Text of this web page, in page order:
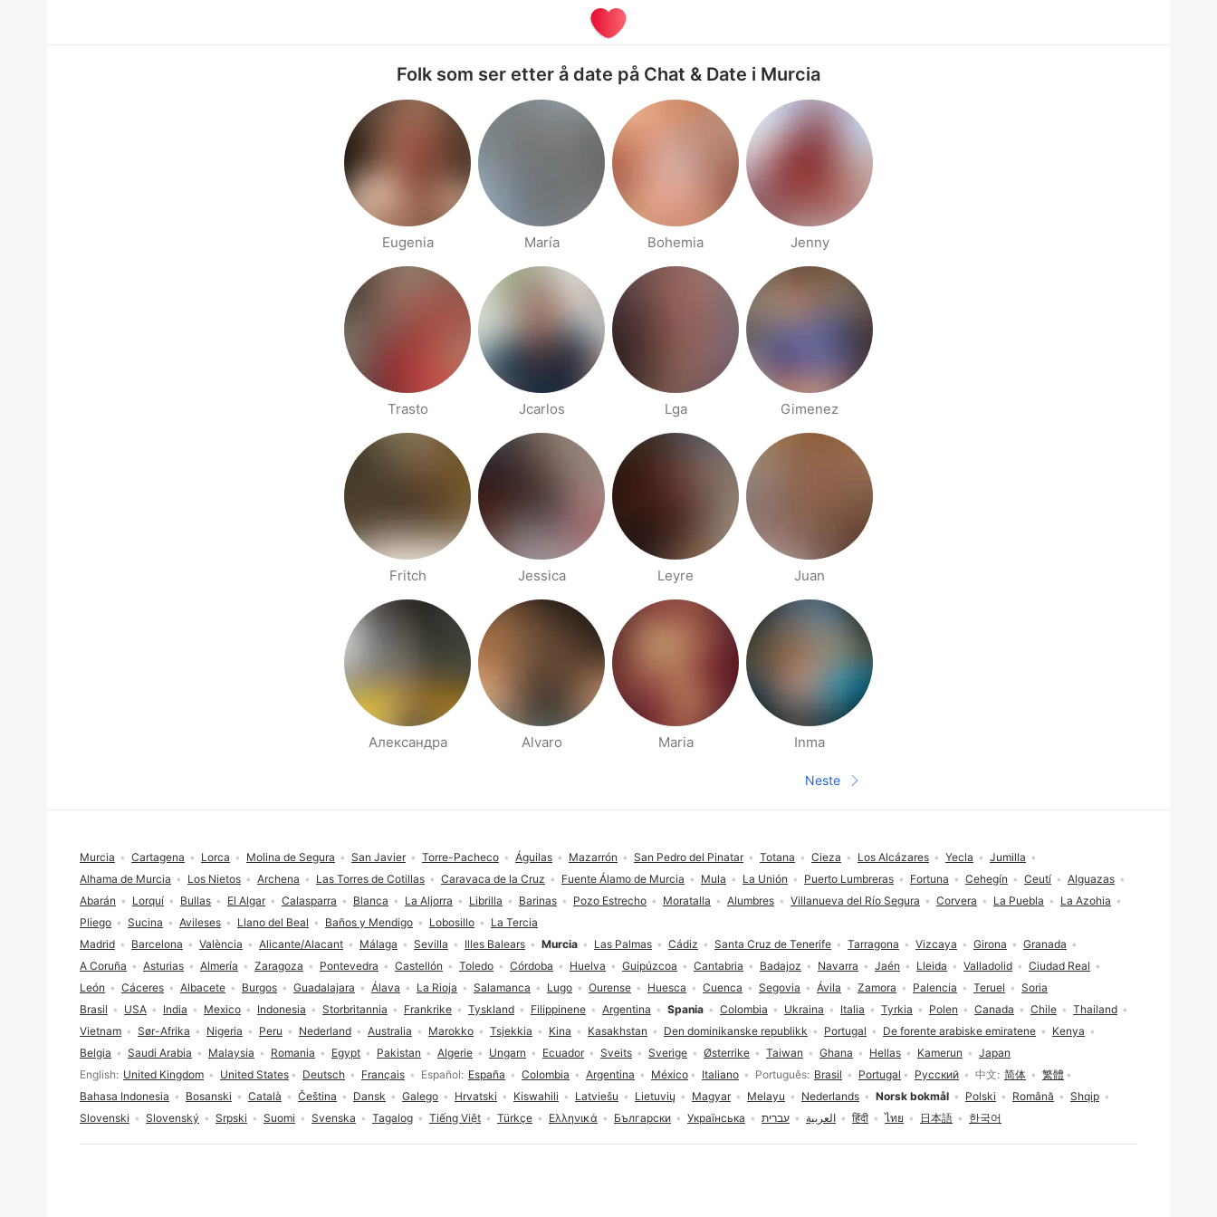
Folk som ser etter å date på Chat & Date i Murcia
Eugenia María Bohemia Jenny
Trasto Jcarlos Lga Gimenez
Fritch Jessica Leyre Juan
Александра Alvaro Maria Inma
Neste side
Neste
Språkvalg
English United Kingdom United States Deutsch Français Español España Colombia Argentina México Italiano Português Brasil Portugal Русский 中文 简体
繁體
Bahasa Indonesia
Bosanski Català Čeština Dansk Galego Hrvatski Kiswahili Latviešu Lietuvių Magyar Melayu Nederlands Norsk bokmål Polski Română
Shqip
Slovenski
Slovenský Srpski Suomi Svenska Tagalog Tiếng Việt Türkçe Ελληνικά Български Українська עברית العربية हिंदी ไทย 日本語 한국어
Brasil USA India Mexico Indonesia Storbritannia Frankrike Tyskland Filippinene Argentina Spania Colombia Ukraina Italia Tyrkia Polen Canada Chile
Thailand
Vietnam
Sør-Afrika Nigeria Peru Nederland Australia Marokko Tsjekkia Kina Kasakhstan Den dominikanske republikk Portugal De forente arabiske emiratene
Kenya
Belgia
Saudi Arabia Malaysia Romania Egypt Pakistan Algerie Ungarn Ecuador Sveits Sverige Østerrike Taiwan Ghana Hellas Kamerun Japan
Madrid Barcelona València Alicante/Alacant Málaga Sevilla Illes Balears Murcia Las Palmas Cádiz Santa Cruz de Tenerife Tarragona Vizcaya Girona
Granada
A Coruña
Asturias Almería Zaragoza Pontevedra Castellón Toledo Córdoba Huelva Guipúzcoa Cantabria Badajoz Navarra Jaén Lleida Valladolid
Ciudad Real
León
Cáceres Albacete Burgos Guadalajara Álava La Rioja Salamanca Lugo Ourense Huesca Cuenca Segovia Ávila Zamora Palencia Teruel Soria
Murcia Cartagena Lorca Molina de Segura San Javier Torre-Pacheco Águilas Mazarrón San Pedro del Pinatar Totana Cieza Los Alcázares Yecla
Jumilla
Alhama de Murcia
Los Nietos Archena Las Torres de Cotillas Caravaca de la Cruz Fuente Álamo de Murcia Mula La Unión Puerto Lumbreras Fortuna Cehegín Ceutí
Alguazas
Abarán
Lorquí Bullas El Algar Calasparra Blanca La Aljorra Librilla Barinas Pozo Estrecho Moratalla Alumbres Villanueva del Río Segura Corvera La Puebla
La Azohia
Pliego
Sucina Avileses Llano del Beal Baños y Mendigo Lobosillo La Tercia